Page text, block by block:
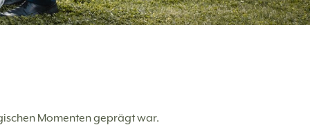
Momenten geprägt war.